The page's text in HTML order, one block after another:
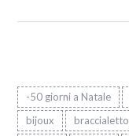
-50 giorni a Natale
bijoux
braccialetto